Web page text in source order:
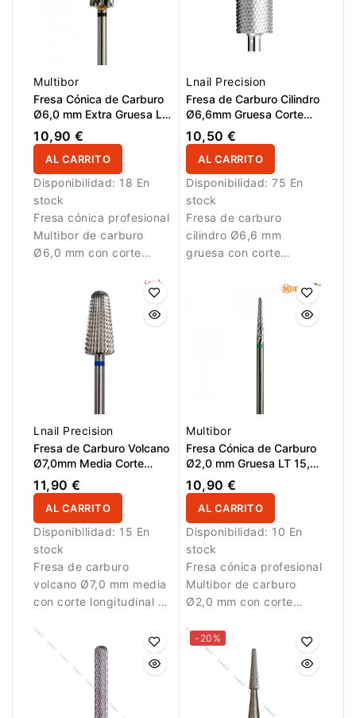
Multibor
Fresa Cónica de Carburo
Ø6,0 mm Extra Gruesa LT
15,0 mm
10,90 €
AL CARRITO
Disponibilidad: 18 En
stock
Fresa cónica profesional
Multibor de carburo
Ø6,0 mm con corte
LT 15,0 mm para
retirada rápida de
material artificial.
Lnail Precision
Fresa de Carburo Cilindro
Ø6,6mm Gruesa Corte
Cruzado LT 12,7mm L/R
10,50 €
AL CARRITO
Disponibilidad: 75 En
stock
Fresa de carburo
cilindro Ø6,6 mm
gruesa con corte
corte L/R. Ideal para
eliminación rápida de
Lnail Precision
Fresa de Carburo Volcano
Ø7,0mm Media Corte
Longitudinal LT 15,0mm
11,90 €
AL CARRITO
Disponibilidad: 15 En
stock
Fresa de carburo
volcano Ø7,0 mm media
con corte longitudinal y
trabajar de forma
eficiente y controlada.
Multibor
Fresa Cónica de Carburo
Ø2,0 mm Gruesa LT 15,0
mm
10,90 €
AL CARRITO
Disponibilidad: 10 En
stock
Fresa cónica profesional
Multibor de carburo
Ø2,0 mm con corte
15,0 mm para retirada y
corrección precisas
-20%